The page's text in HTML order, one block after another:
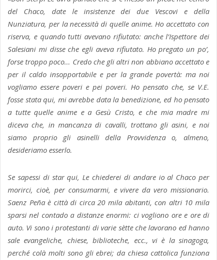
del Chaco, date le insistenze dei due Vescovi e della
Nunziatura, per la necessità di quelle anime. Ho accettato con
riserva, e quando tutti avevano rifiutato: anche l’Ispettore dei
Salesiani mi disse che egli aveva rifiutato. Ho pregato un po’,
forse troppo poco... Credo che gli altri non abbiano accettato e
per il caldo insopportabile e per la grande povertà: ma noi
vogliamo essere poveri e pei poveri. Ho pensato che, se V.E.
fosse stata qui, mi avrebbe data la benedizione, ed ho pensato
a tutte quelle anime e a Gesù Cristo, e che mia madre mi
diceva che, in mancanza di cavalli, trottano gli asini, e noi
siamo proprio gli asinelli della Provvidenza o, almeno,
desideriamo esserlo.
Se sapessi di star qui, Le chiederei di andare io al Chaco per
morirci, cioè, per consumarmi, e vivere da vero missionario.
Saenz Peña è città di circa 20 mila abitanti, con altri 10 mila
sparsi nel contado a distanze enormi: ci vogliono ore e ore di
auto. Vi sono i protestanti di varie sètte che lavorano ed hanno
sale evangeliche, chiese, biblioteche, ecc., vi è la sinagoga,
perché colà molti sono gli ebrei; da chiesa cattolica funziona